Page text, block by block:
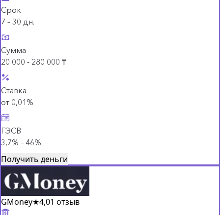
Срок
7 – 30 дн.
Сумма
20 000 - 280 000 ₸
Ставка
от 0,01%
ГЭСВ
3,7% – 46%
Получить деньги
GMoney★4,01 отзыв